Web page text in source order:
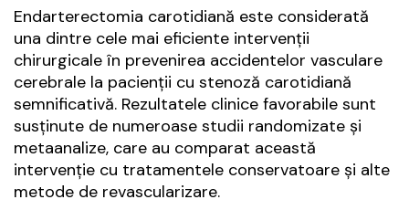
Endarterectomia carotidiană este considerată
una dintre cele mai eficiente intervenții
chirurgicale în prevenirea accidentelor vasculare
cerebrale la pacienții cu stenoză carotidiană
semnificativă. Rezultatele clinice favorabile sunt
susținute de numeroase studii randomizate și
metaanalize, care au comparat această
intervenție cu tratamentele conservatoare și alte
metode de revascularizare.